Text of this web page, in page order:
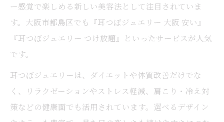
耳つぼジュエリーで日常に取り入れやすい
工夫
運動が苦手な方も安心の耳つぼ活用体験談
耳つぼダイエットとリラクゼーションの両
立術
ー感覚で楽しめる新しい美容法として注目されていま
す。大阪市都島区でも『耳つぼジュエリー 大阪 安い』
『耳つぼジュエリー つけ放題』といったサービスが人気
です。
耳つぼジュエリーは、ダイエットや体質改善だけでな
く、リラクゼーションやストレス軽減、肩こり・冷え対
策などの健康面でも活用されています。選べるデザイン